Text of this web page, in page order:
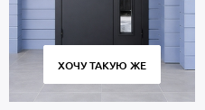
ХОЧУ ТАКУЮ ЖЕ